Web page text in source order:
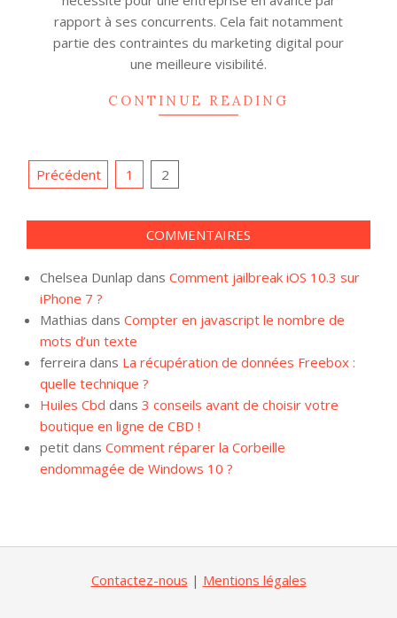
rapport à ses concurrents. Cela fait notamment
partie des contraintes du marketing digital pour
une meilleure visibilité.
CONTINUE READING
Navigation
Précédent 1 2
COMMENTAIRES
Chelsea Dunlap dans Comment jailbreak iOS 10.3 sur
iPhone 7 ?
Mathias dans Compter en javascript le nombre de
mots d’un texte
ferreira dans La récupération de données Freebox :
quelle technique ?
Huiles Cbd dans 3 conseils avant de choisir votre
boutique en ligne de CBD !
petit dans Comment réparer la Corbeille
endommagée de Windows 10 ?
Contactez-nous | Mentions légales